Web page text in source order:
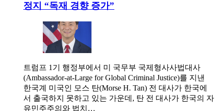
정지 “독재 경향 증가”
트럼프 1기 행정부에서 미 국무부 국제형사사법대사
(Ambassador-at-Large for Global Criminal Justice)를 지낸
한국계 미국인 모스 탄(Morse H. Tan) 전 대사가 한국에
서 출국하지 못하고 있는 가운데, 탄 전 대사가 한국의 자
유민주주의와 법치…